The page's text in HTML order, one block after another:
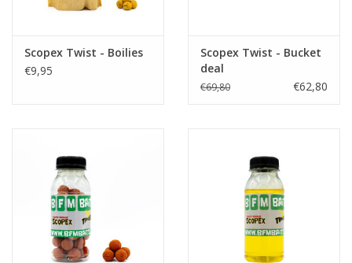
Scopex Twist - Boilies
€9,95
Scopex Twist - Bucket
deal
€69,80 €62,80